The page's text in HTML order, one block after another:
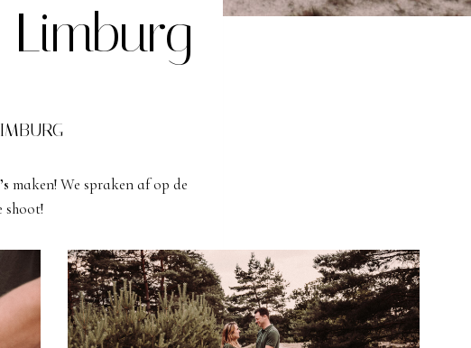
Limburg
maken! We spraken af op de
shoot!